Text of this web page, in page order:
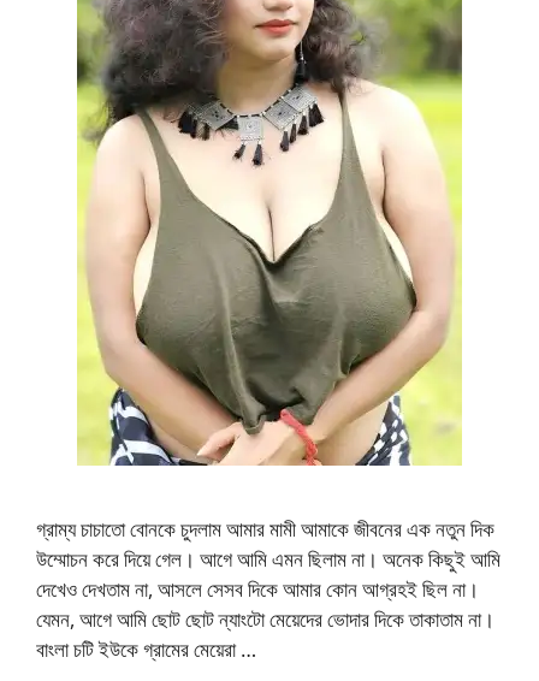
গ্রাম্য চাচাতো বোনকে চুদলাম আমার মামী আমাকে জীবনের এক নতুন দিক
উম্মোচন করে দিয়ে গেল। আগে আমি এমন ছিলাম না। অনেক কিছুই আমি
দেখেও দেখতাম না, আসলে সেসব দিকে আমার কোন আগ্রহই ছিল না।
যেমন, আগে আমি ছোট ছোট ন্যাংটো মেয়েদের ভোদার দিকে তাকাতাম না।
বাংলা চটি ইউকে গ্রামের মেয়েরা …